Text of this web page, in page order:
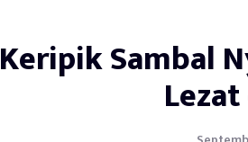
Keripik Sambal